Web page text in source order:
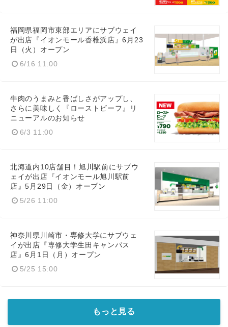
福岡県福岡市東部エリアにサブウェイ
が出店『イオンモール香椎浜店』6月23
日（火）オープン
6/16 11:00
牛肉のうまみと香ばしさがアップし、
さらに美味しく『ローストビーフ』リ
ニューアルのお知らせ
6/3 11:00
北海道内10店舗目！旭川駅前にサブウ
ェイが出店『イオンモール旭川駅前
店』5月29日（金）オープン
5/26 11:00
神奈川県川崎市・専修大学にサブウェ
イが出店『専修大学生田キャンパス
店』6月1日（月）オープン
5/25 15:00
もっと見る